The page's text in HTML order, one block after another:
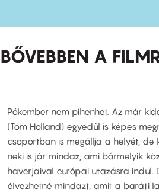
BŐVEBBEN A
Pókember nem pihenhet. Az már
(Tom Holland) egyedül is képes
csoportban is megállja a helyét, de
neki is jár mindaz, ami bármelyik
haverjaival európai utazásra indul.
élvezhetné mindazt, amit a baráti